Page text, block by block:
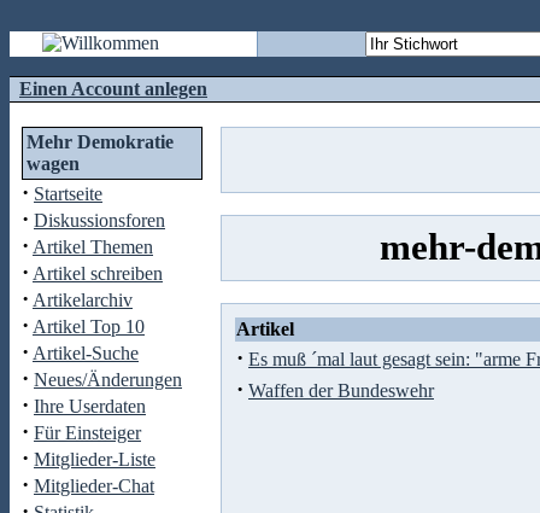
Einen Account anlegen
Mehr Demokratie
wagen
· Startseite
· Diskussionsforen
· Artikel Themen
· Artikel schreiben
· Artikelarchiv
· Artikel Top 10
· Artikel-Suche
· Neues/Änderungen
· Ihre Userdaten
· Für Einsteiger
· Mitglieder-Liste
· Mitglieder-Chat
mehr-
Artikel
· Es muß ´mal laut gesagt sein: "arme
· Waffen der Bundeswehr